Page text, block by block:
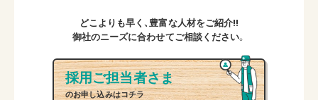
どこよりも早く、豊富な人材をご紹介!!
御社のニーズに合わせてご相談ください。
採用ご担当者さま
のお申し込みはコチラ